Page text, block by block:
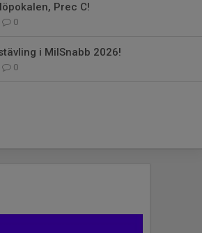
Prec C!
0
i MilSnabb 2026!
0